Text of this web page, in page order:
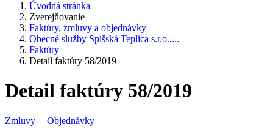
Úvodná stránka
Zverejňovanie
Faktúry, zmluvy a objednávky
Obecné služby Spišská Teplica s.r.o.,...
Faktúry
Detail faktúry 58/2019
Detail faktúry 58/2019
Zmluvy | Objednávky